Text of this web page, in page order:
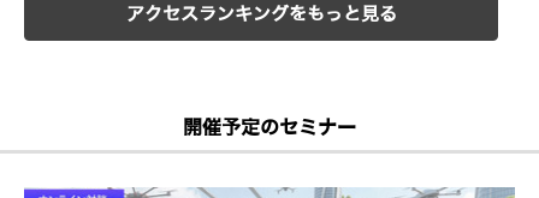
アクセスランキングをもっと見る
開催予定のセミナー